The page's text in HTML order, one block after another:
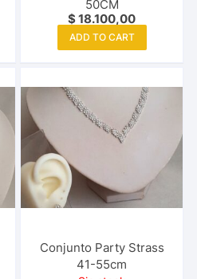
50CM
$18.100,00
ADD TO CART
Conjunto Party Strass
41-55cm